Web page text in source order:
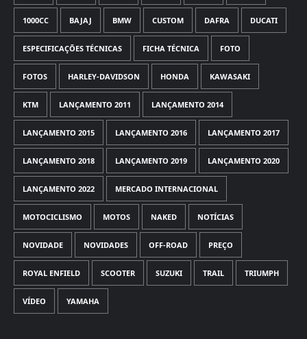
1000CC BAJAJ BMW CUSTOM DAFRA DUCATI
ESPECIFICAÇÕES TÉCNICAS FICHA TÉCNICA FOTO
FOTOS HARLEY-DAVIDSON HONDA KAWASAKI
KTM LANÇAMENTO 2011 LANÇAMENTO 2014
LANÇAMENTO 2015 LANÇAMENTO 2016 LANÇAMENTO 2017
LANÇAMENTO 2018 LANÇAMENTO 2019 LANÇAMENTO 2020
LANÇAMENTO 2022 MERCADO INTERNACIONAL
MOTOCICLISMO MOTOS NAKED NOTÍCIAS
NOVIDADE NOVIDADES OFF-ROAD PREÇO
ROYAL ENFIELD SCOOTER SUZUKI TRAIL TRIUMPH
VÍDEO YAMAHA